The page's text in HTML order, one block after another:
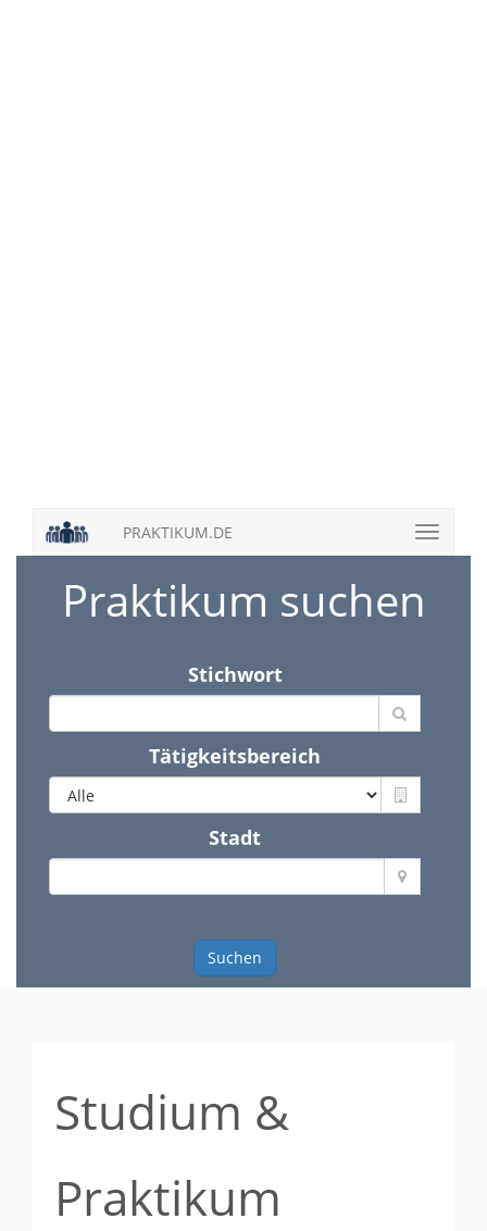
PRAKTIKUM.DE
Praktikum suchen
Stichwort
Tätigkeitsbereich
Stadt
Suchen
Studium &
Praktikum